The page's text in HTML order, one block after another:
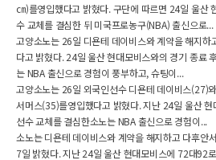
㎝)를영입했다고 밝혔다. 구단에 따르면 24일 울산
수 교체를 결심한 뒤 미국프로농구(NBA) 출신으로...
고양소노는 26일 디욘테 데이비스와 계약을 해지하
다고 밝혔다. 24일 울산 현대모비스와의 경기 종료
는 NBA 출신으로 경험이 풍부하고, 슈팅이...
고양소노는 26일 외국인선수 디욘테 데이비스(27)
서머스(35)를영입했다고 밝혔다. 지난 24일 울산
선수 교체를 결심한소노는 NBA 출신으로 경험이...
소노는 디욘테 데이비스와 계약을 해지하고 다후안
7일 밝혔다. 지난 24일 울산 현대모비스에 72대92